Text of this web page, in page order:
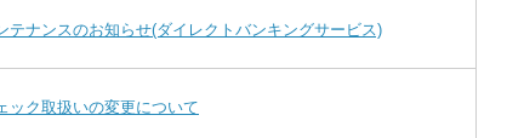
テナンスのお知らせ(ダイレクトバンキングサービス)
ック取扱いの変更について